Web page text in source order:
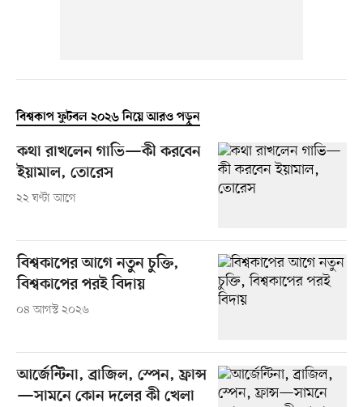
বিশ্বকাপ ফুটবল ২০২৬ নিয়ে আরও পড়ুন
কথা রাখলেন গাভি—কী করবেন
ইয়ামাল, তোরেস
২২ ঘণ্টা আগে
বিশ্বকাপের আগে নতুন চুক্তি,
বিশ্বকাপের পরই বিদায়
০৪ আগস্ট ২০২৬
আর্জেন্টিনা, ব্রাজিল, স্পেন, ফ্রান্স
—সামনে কোন দলের কী খেলা